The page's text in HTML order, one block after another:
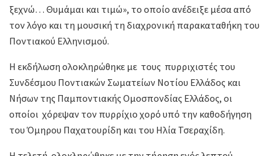
ξεχνώ… Θυμάμαι και τιμώ», το οποίο ανέδειξε μέσα από
τον λόγο και τη μουσική τη διαχρονική παρακαταθήκη του
Ποντιακού Ελληνισμού.
Η εκδήλωση ολοκληρώθηκε με τους πυρριχιστές του
Συνδέσμου Ποντιακών Σωματείων Νοτίου Ελλάδος και
Νήσων της Παμποντιακής Ομοσπονδίας Ελλάδος, οι
οποίοι χόρεψαν τον πυρρίχιο χορό υπό την καθοδήγηση
του Όμηρου Παχατουρίδη και του Ηλία Τσεραχίδη.